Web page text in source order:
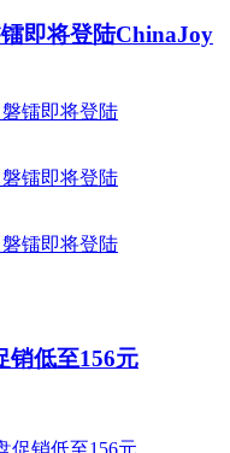
即将登陆ChinaJoy
销低至156元